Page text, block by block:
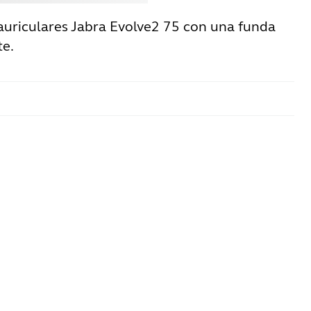
Jabra Evolve2 75 con una funda